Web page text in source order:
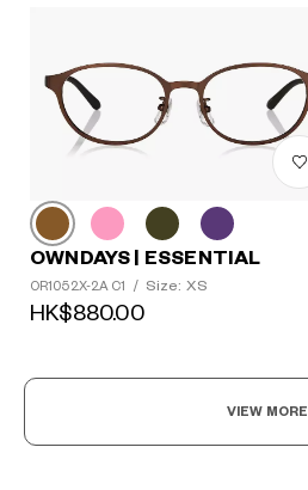
OWNDAYS | ESSENTIAL
OR1052X-2A C1 / Size: XS
HK$880.00
VIEW MORE